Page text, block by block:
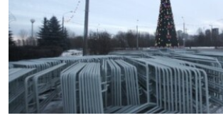
НА ХВАЛЯХ СВАБОДЫ